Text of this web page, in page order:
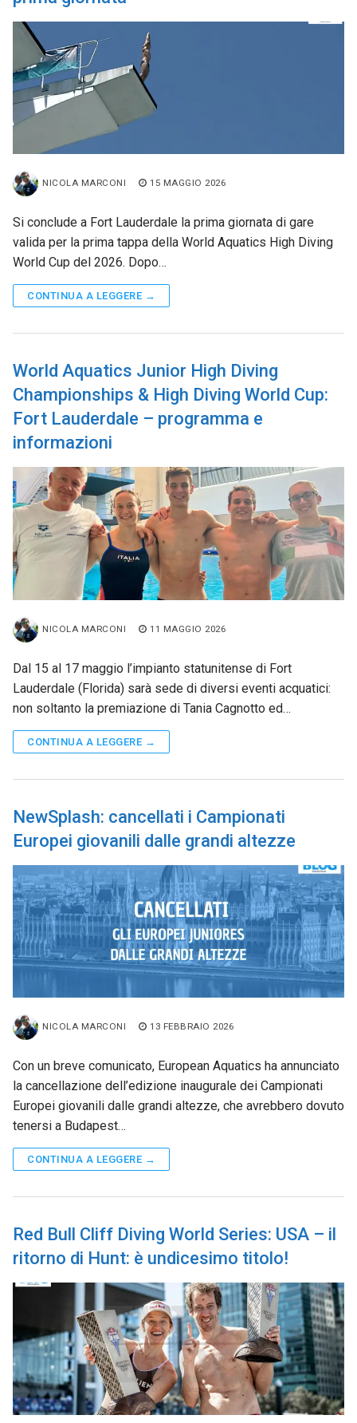
NICOLA MARCONI 15 MAGGIO 2026
Si conclude a Fort Lauderdale la prima giornata di gare
valida per la prima tappa della World Aquatics High Diving
World Cup del 2026. Dopo…
CONTINUA A LEGGERE →
World Aquatics Junior High Diving
Championships & High Diving World Cup:
Fort Lauderdale – programma e
informazioni
NICOLA MARCONI 11 MAGGIO 2026
Dal 15 al 17 maggio l’impianto statunitense di Fort
Lauderdale (Florida) sarà sede di diversi eventi acquatici:
non soltanto la premiazione di Tania Cagnotto ed…
CONTINUA A LEGGERE →
NewSplash: cancellati i Campionati
Europei giovanili dalle grandi altezze
NICOLA MARCONI 13 FEBBRAIO 2026
Con un breve comunicato, European Aquatics ha annunciato
la cancellazione dell’edizione inaugurale dei Campionati
Europei giovanili dalle grandi altezze, che avrebbero dovuto
tenersi a Budapest…
CONTINUA A LEGGERE →
Red Bull Cliff Diving World Series: USA – il
ritorno di Hunt: è undicesimo titolo!